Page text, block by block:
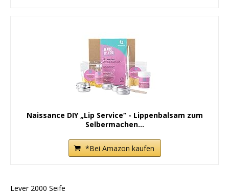
Naissance DIY „Lip Service“ - Lippenbalsam zum
Selbermachen...
*Bei Amazon kaufen
Lever 2000 Seife